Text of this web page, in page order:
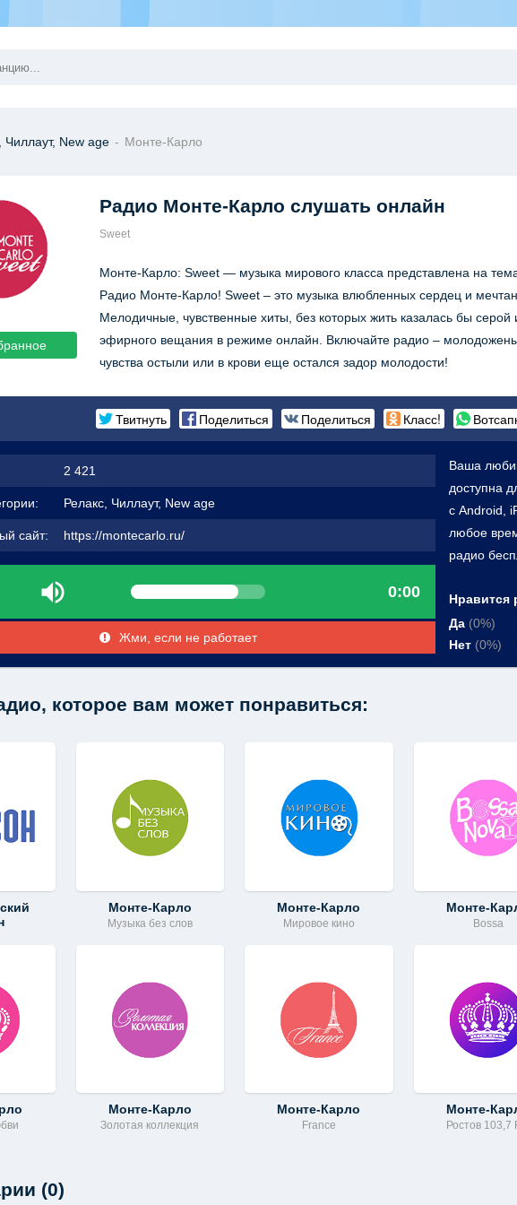
Чиллаут, New age - Монте-Карло
Радио Монте-Карло слушать онлайн
Sweet
Монте-Карло: Sweet — музыка мирового класса представлена на
Радио Монте-Карло! Sweet – это музыка влюбленных сердец и
Мелодичные, чувственные хиты, без которых жить казалась бы серой
эфирного вещания в режиме онлайн. Включайте радио –
чувства остыли или в крови еще остался задор молодости!
Твитнуть Поделиться Поделиться Класс!
2 421
Релакс, Чиллаут, New age
сайт: https://montecarlo.ru/
0:00
Жми, если не работает
Ваша
доступна
с Android,
любое
радио
Нравится
Да (0%)
Нет (0%)
которое вам может понравиться:
Монте-Карло
Музыка без слов
Монте-Карло
Мировое кино
Монте-
Bossa
Монте-Карло
Золотая коллекция
Монте-Карло
France
Монте-
Ростов 103,7
(0)